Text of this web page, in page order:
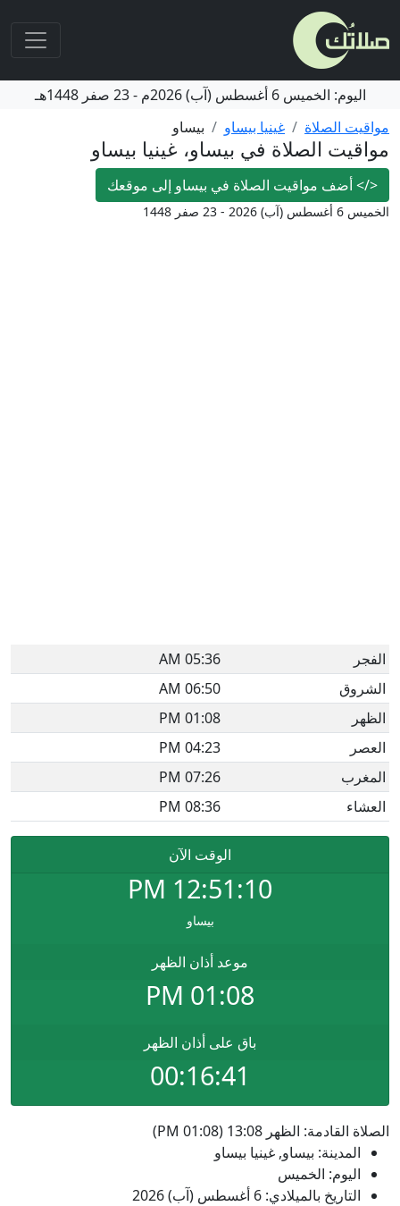
اليوم: الخميس 6 أغسطس (آب) 2026م -23 صفر 1448هـ
مواقيت الصلاة
غينيا بيساو بيساو
مواقيت الصلاة في بيساو، غينيا بيساو
</>أضف مواقيت الصلاة في بيساو إلى موقعك
الخميس 6 أغسطس (آب) 2026 - 23 صفر 1448
الفجر
05:36 AM
الشروق
06:50 AM
الظهر
01:08 PM
العصر
04:23 PM
المغرب
07:26 PM
العشاء
08:36 PM
الوقت الآن
12:51:10
PM
بيساو
موعد أذان الظهر
01:08 PM
باق على أذان الظهر
00:16:41
الصلاة القادمة: الظهر 13:08 (01:08 PM)
المدينة: بيساو, غينيا بيساو
اليوم: الخميس
التاريخ بالميلادي: 6 أغسطس (آب) 2026